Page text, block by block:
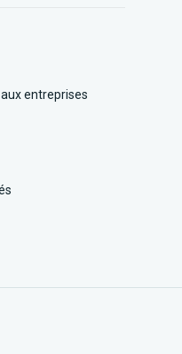
entreprises